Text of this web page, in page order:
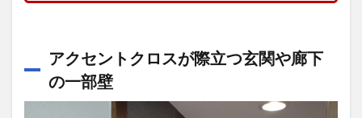
アクセントクロスが際立つ玄関や廊下
の一部壁